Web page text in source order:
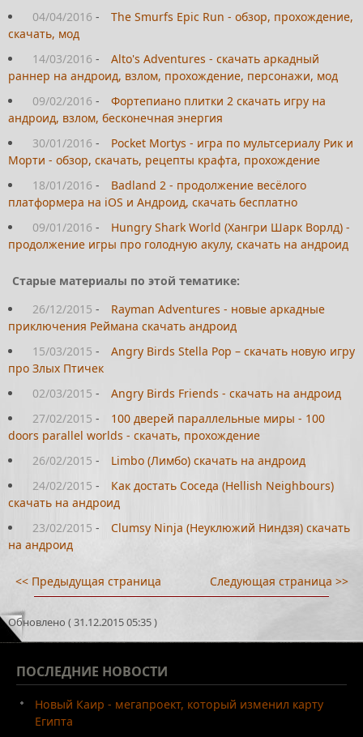
04/04/2016 -
The Smurfs Epic Run - обзор, прохождение,
скачать, мод
14/03/2016 -
Alto's Adventures - скачать аркадный
раннер на андроид, взлом, прохождение, персонажи, мод
09/02/2016 -
Фортепиано плитки 2 скачать игру на
андроид, взлом, бесконечная энергия
30/01/2016 -
Pocket Mortys - игра по мультсериалу Рик и
Морти - обзор, скачать, рецепты крафта, прохождение
18/01/2016 -
Badland 2 - продолжение весёлого
платформера на iOS и Андроид, скачать бесплатно
09/01/2016 -
Hungry Shark World (Хангри Шарк Ворлд) -
продолжение игры про голодную акулу, скачать на андроид
Старые материалы по этой тематике:
26/12/2015 -
Rayman Adventures - новые аркадные
приключения Реймана скачать андроид
15/03/2015 -
Angry Birds Stella Pop – скачать новую игру
про Злых Птичек
02/03/2015 -
Angry Birds Friends - скачать на андроид
27/02/2015 -
100 дверей параллельные миры - 100
doors parallel worlds - скачать, прохождение
26/02/2015 -
Limbo (Лимбо) скачать на андроид
24/02/2015 -
Как достать Соседа (Hellish Neighbours)
скачать на андроид
23/02/2015 -
Clumsy Ninja (Неуклюжий Ниндзя) скачать
на андроид
<< Предыдущая страница Следующая страница >>
Обновлено ( 31.12.2015 05:35 )
ПОСЛЕДНИЕ НОВОСТИ
Новый Каир - мегапроект, который изменил карту
Египта